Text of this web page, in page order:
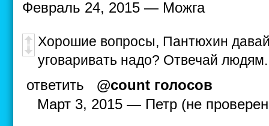
Февраль 24, 2015 — Можга
Хорошие вопросы, Пантюхин
уговаривать надо? Отвечай людям.
ответить
@count голосов
Март 3, 2015 — Петр (не